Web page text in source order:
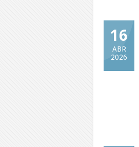
16
ABR
2026